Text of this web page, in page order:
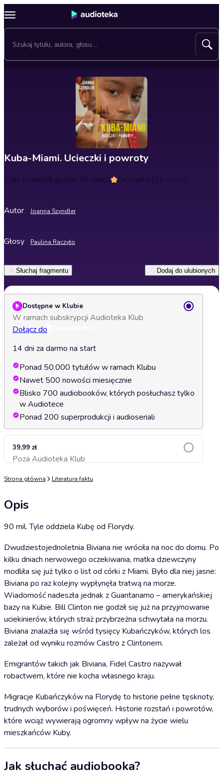
Kuba-Miami. Ucieczki i powroty
Czas trwania8 godzin 26 minut Ocena4.6(34 oceny)
Autor Joanna Szyndler
Głosy Paulina Raczyło
Słuchaj fragmentu Dodaj do ulubionych
Dostępne w Klubie
W ramach subskrypcji Audioteka Klub
Dołącz do
14 dni za darmo na start
Ponad 50.000 tytułów w ramach Klubu
Nawet 500 nowości miesięcznie
Blisko 700 audiobooków, których posłuchasz tylko
w Audiotece
Ponad 200 superprodukcji i audioseriali
39,99 zł
Poza Audioteka KlubDodaj do koszyka
Strona główna Literatura faktu
Opis
90 mil. Tyle oddziela Kubę od Florydy.
Dwudziestojednoletnia Biviana nie wróciła na noc do domu. Po
kilku dniach nerwowego oczekiwania, matka dziewczyny
modliła się już tylko o list od córki z Miami. Było dla niej jasne:
Biviana po raz kolejny wypłynęła tratwą na morze.
Wiadomość nadeszła jednak z Guantanamo – amerykańskiej
bazy na Kubie. Bill Clinton nie godził się już na przyjmowanie
uciekinierów, których straż przybrzeżna schwytała na morzu.
Biviana znalazła się wśród tysięcy Kubańczyków, których los
zależał od wyniku rozmów Castro z Clintonem.
Emigrantów takich jak Biviana, Fidel Castro nazywał
robactwem, które nie kocha własnego kraju.
Migracje Kubańczyków na Florydę to historie pełne tęsknoty,
trudnych wyborów i poświęceń. Historie rozstań i powrotów,
które wciąż wywierają ogromny wpływ na życie wielu
mieszkańców Kuby.
Jak słuchać audiobooka?